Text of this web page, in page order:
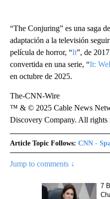
“The Conjuring” es una saga
adaptación a la televisión
película de horror, “It”, de
convertida en una serie, “It:
en octubre de 2025.
The-CNN-Wire
™ & © 2025 Cable News
Discovery Company. All rights
Article Topic Follows: CNN -
Jump to comments ↓